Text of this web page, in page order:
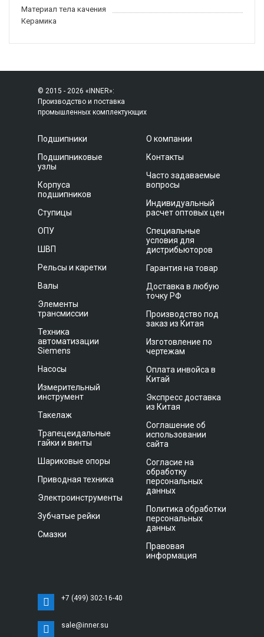
Материал тела качения
Керамика
© 2015 - 2026 «INNER»:
Производство и поставка
промышленных комплектующих
Подшипники
Подшипниковые
узлы
Корпуса
подшипников
Ступицы
ОПУ
ШВП
Рельсы и каретки
Валы
Элементы
трансмиссии
Техника
автоматизации
Siemens
Насосы
Измерительный
инструмент
Такелаж
Трапецеидальные
гайки и винты
Шариковые опоры
Приводная техника
Электроинструменты
Зубчатые рейки
Смазки
О компании
Контакты
Часто задаваемые
вопросы
Индивидуальный
расчет оптовых цен
Специальные
условия для
дистрибьюторов
Гарантия на товар
Доставка в любую
точку РФ
Производство под
заказ из Китая
Изготовление по
чертежам
Оплата инвойса в
Китай
Экспресс доставка
из Китая
Соглашение об
использовании
сайта
Согласие на
обработку
персональных
данных
Политика обработки
персональных
данных
Правовая
информация
+7 (499) 302-16-40
sale@inner.su